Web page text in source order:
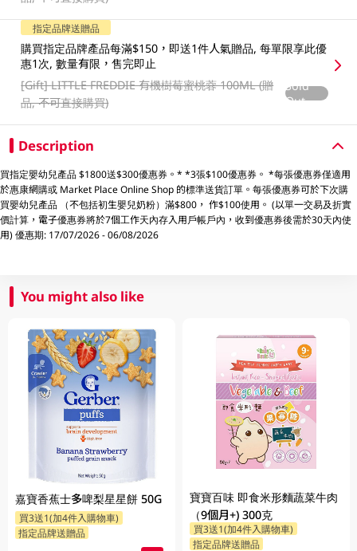
指定品牌送贈品
購買指定品牌產品每滿$150，即送1件人氣贈品, 每單限享此優
惠1次, 數量有限，售完即止
[Gift]LITTLE FREDDIE 有機樹莓蜜桃蓉 100ML (贈
品, 不可直接購買)
Sold
Out
Description
買指定嬰幼兒產品 $1800送$300優惠券。* *3張$100優惠券。 *每張優惠券僅適用
於惠康網購或 Market Place Online Shop 的標準送貨訂單。每張優惠券可於下次購
買嬰幼兒產品 （不包括初生嬰兒奶粉）滿$800， 作$100使用。 (以單一交易及折實
價計算，電子優惠券將於7個工作天內存入用戶帳戶內，收到優惠券後需於30天內使
用) 優惠期: 17/07/2026 - 06/08/2026
You might also like
嘉寶香蕉士多啤梨星星餅 50G
買3送1(加4件入購物車)
指定品牌送贈品
寶寶百味 即食米形麵蔬菜牛肉
（9個月+) 300克
買3送1(加4件入購物車)
指定品牌送贈品